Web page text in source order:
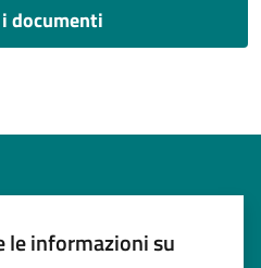
documenti
le informazioni su